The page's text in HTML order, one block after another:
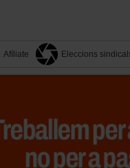
Afíliate Eleccions